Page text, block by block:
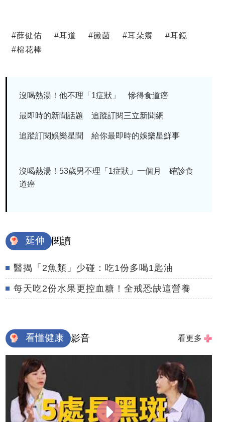
#薛健佑 #耳道 #黴菌 #耳朵癢 #耳鏡
#棉花棒
沒喝熱湯！他不理「1症狀」 慘得食道癌
最即時的新聞話題 追蹤訂閱三立新聞網
追蹤訂閱娛樂星聞 給你最即時的娛樂星鮮事
沒喝熱湯！53歲男不理「1症狀」一個月 確診食
道癌
延伸 閱讀
醫揭「2魚類」少碰：吃1份多喝1匙油
每天吃2份水果更控血糖！全戒恐缺這營養
看懂健康 影音 看更多